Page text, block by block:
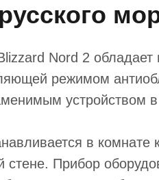
Nord 2 обладает
режимом
устройством
в комнате
стене. Прибор